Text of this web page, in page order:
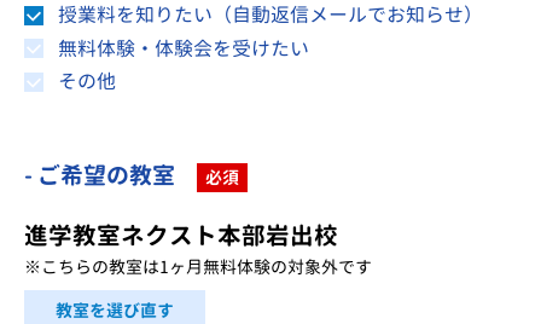
授業料を知りたい（自動返信メールでお知らせ）
無料体験・体験会を受けたい
その他
- ご希望の教室 必須
進学教室ネクスト本部岩出校
※こちらの教室は1ヶ月無料体験の対象外です
教室を選び直す